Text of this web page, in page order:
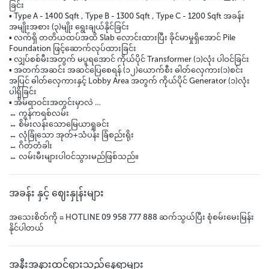
ခြင်း
▪️ Type A - 1400 Sqft , Type B - 1300 Sqft , Type C - 1200 Sqft အခန်း
အမျိုးအစား (၃)မျိုး ရွေးချယ်နိုင်ခြင်း
▪️ လက်ရှိ တတိယထပ်အထိ Slab လောင်းထားပြီး ခိုင်မာမှုရှိအောင် Pile
Foundation ဖြင့်ဆောက်လုပ်ထားခြင်း
▪️ လျှပ်စစ်မီးအတွက် မပူရအောင် ကိုယ်ပိုင် Transformer (၁)လုံး ပါဝင်ခြင်း
▪️ အတက်အဆင်း အဆင်ပြေစေရန် (၁၂)ယောက်စီး ဓါတ်လှေကား(၁)စင်း
အပြင် ဓါတ်လှေကားနှင့် Lobby Area အတွက် ကိုယ်ပိုင် Generator (၁)လုံး
ပါရှိခြင်း
▪️ အိမ်ရာဝင်းအတွင်းမှာလဲ …
↔️ ကွန်ကရစ်လမ်း
↔️ စိမ်းလန်းသောမြေယာရှုခင်း
↔️ လုံခြုံသော အုတ်+သံပန်း ခြံစည်းရိုး
↔️ ဂိတ်တံခါး
↔️ လမ်းမီးများပါဝင်သွားမည်ဖြစ်သည်။
အခန်း နှင့် ဈေးနှုန်းများ
အသေးစိတ်ကို ☎ HOTLINE 09 958 777 888 ဆက်သွယ်ပြီး စုံစမ်းမေးမြန်း
နိုင်ပါတယ်
အနီးအနားထင်ရှားသည့်နေရာများ